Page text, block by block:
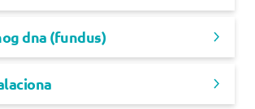
dna (fundus)